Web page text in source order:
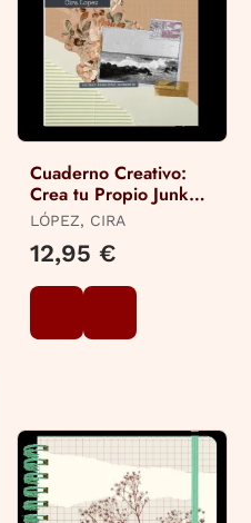
Cuaderno Creativo:
Crea tu Propio Junk
Journal
LÓPEZ, CIRA
12,95 €